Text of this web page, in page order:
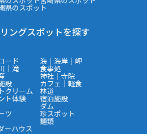
県のスポット
ングスポットを探す
ード 海｜海岸｜岬
｜滝 食事処
神社｜寺院
設 カフェ｜軽食
クリーム 林道
ト体験 宿泊施設
ダム
ツ 珍スポット
麺類
ーハウス